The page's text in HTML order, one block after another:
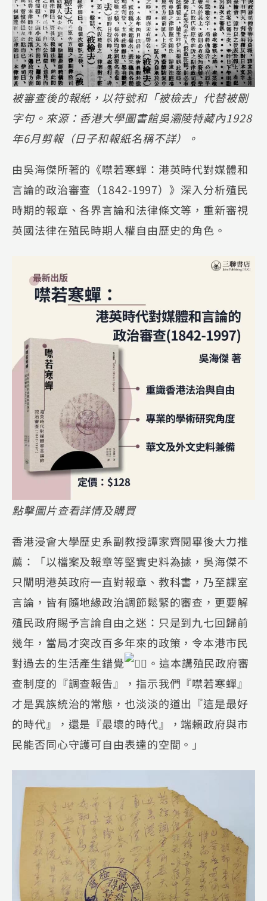
被審查後的報紙，以符號和「被檢去」代替被刪
字句。來源：香港大學圖書館吳灞陵特藏內1928
年6月剪報（日子和報紙名稱不詳）。
由吳海傑所著的《噤若寒蟬：港英時代對媒體和
言論的政治審查（1842-1997）》深入分析殖民
時期的報章、各界言論和法律條文等，重新審視
英國法律在殖民時期人權自由歷史的角色。
點擊圖片查看詳情及購買
香港浸會大學歷史系副教授譚家齊閱畢後大力推
薦：「以檔案及報章等堅實史料為據，吳海傑不
只闡明港英政府一直對報章、教科書，乃至課室
言論，皆有隨地緣政治調節鬆緊的審查，更要解
殖民政府賜予言論自由之迷：只是到九七回歸前
幾年，當局才突改百多年來的政策，令本港市民
對過去的生活產生錯覺
。這本講殖民政府審
查制度的『調查報告』，指示我們『噤若寒蟬』
才是異族統治的常態，也淡淡的道出『這是最好
的時代』，還是『最壞的時代』，端賴政府與市
民能否同心守護可自由表達的空間。」